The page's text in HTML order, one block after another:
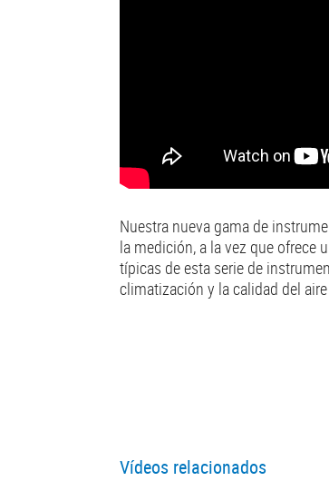
Nuestra nueva gama de
la medición, a la vez que ofrece
típicas de esta serie de
climatización y la calidad del
Vídeos relacionados